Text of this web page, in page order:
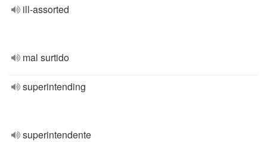
ill-assorted
mal surtido
superintending
superintendente